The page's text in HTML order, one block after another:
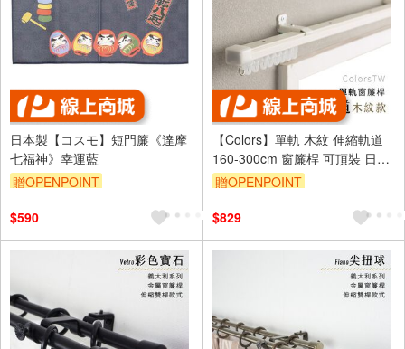
日本製【コスモ】短門簾《達摩
七福神》幸運藍
贈OPENPOINT
$590
【Colors】單軌 木紋 伸縮軌道
160-300cm 窗簾桿 可頂裝 日本
製 日本進口 門簾 滑順 好拉 簡單
贈OPENPOINT
$829